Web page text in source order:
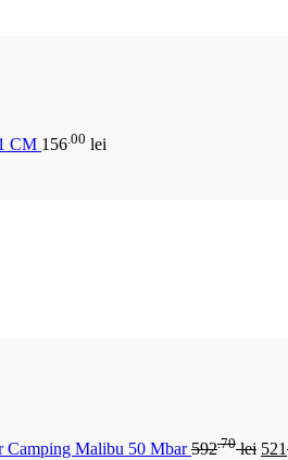
CM 156.00 lei
Camping Malibu 50 Mbar592.70 lei 521